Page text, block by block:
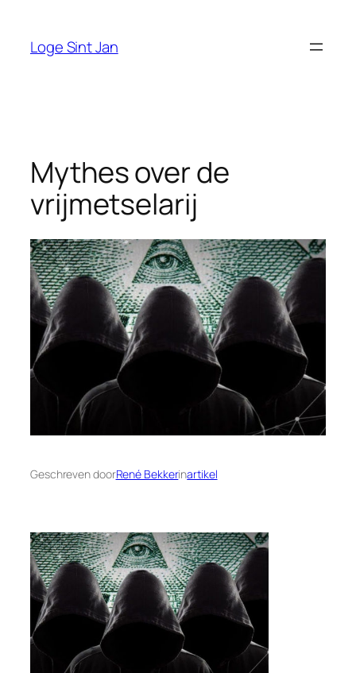
Loge Sint Jan
Mythes over de
vrijmetselarij
Geschreven doorRené Bekkerinartikel